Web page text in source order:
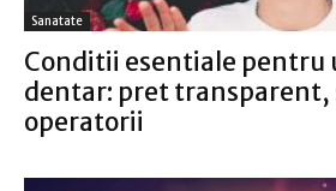
Sanatate
Conditii esentiale pentru
dentar: pret
operatorii